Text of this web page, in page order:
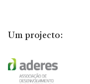
Um projecto: